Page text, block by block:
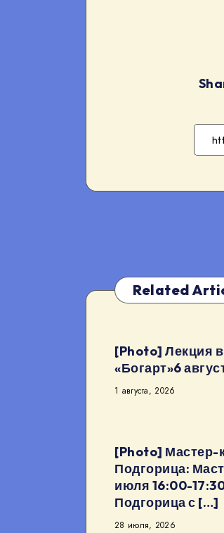
Related
[Photo] Лекция
«Богарт»6
1 августа, 2026
[Photo] Мастер-
Подгорица:
июля 16:00-
Подгорица с […]
28 июля, 2026